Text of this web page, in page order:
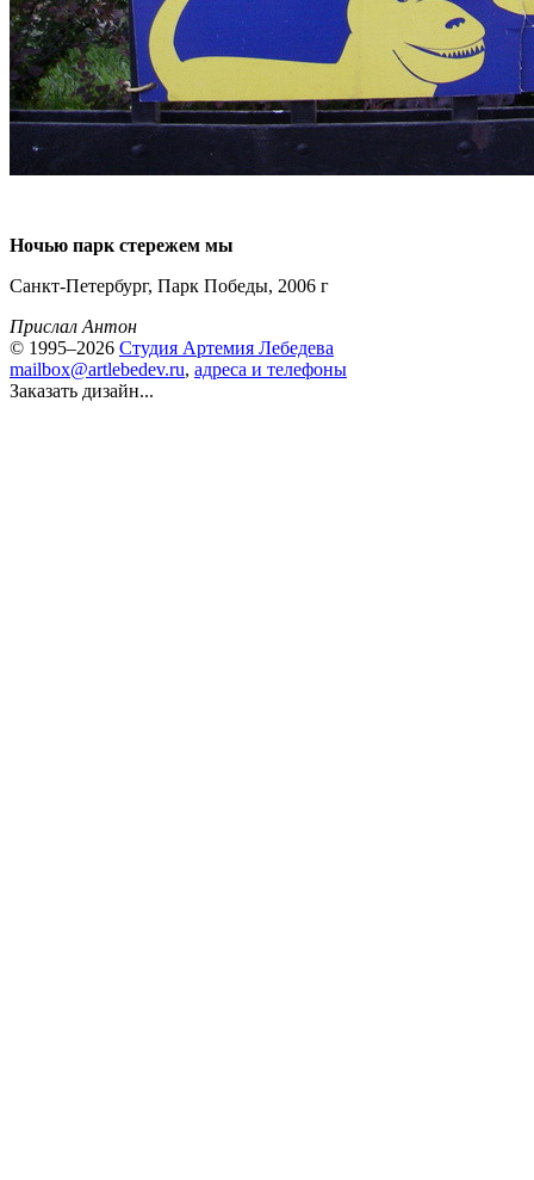
Ночью парк стережем мы
Санкт-Петербург, Парк Победы, 2006 г
Прислал Антон
© 1995–2026 Студия Артемия Лебедева
mailbox@artlebedev.ru, адреса и телефоны
Заказать дизайн...